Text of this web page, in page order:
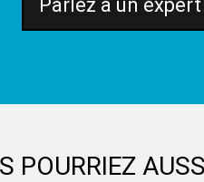
Parlez à un expert
POURRIEZ